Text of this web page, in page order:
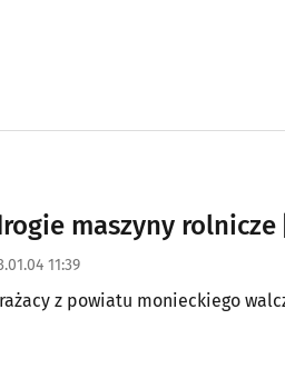
maszyny rolnicze
11:39
z powiatu monieckiego